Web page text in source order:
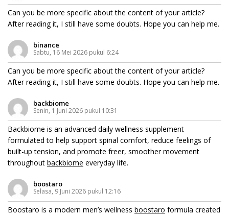
Can you be more specific about the content of your article?
After reading it, I still have some doubts. Hope you can help me.
binance
Sabtu, 16 Mei 2026 pukul 6:24
Can you be more specific about the content of your article?
After reading it, I still have some doubts. Hope you can help me.
backbiome
Senin, 1 Juni 2026 pukul 10:31
Backbiome is an advanced daily wellness supplement
formulated to help support spinal comfort, reduce feelings of
built-up tension, and promote freer, smoother movement
throughout backbiome everyday life.
boostaro
Selasa, 9 Juni 2026 pukul 12:16
Boostaro is a modern men’s wellness boostaro formula created